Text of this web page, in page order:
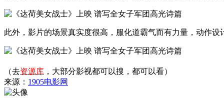
此外，影片的场景真实度很高，服化道霸气而有力量，动作
（去资源库 ，大部分影视都可以搜，都可以看）
来源： 1905电影网